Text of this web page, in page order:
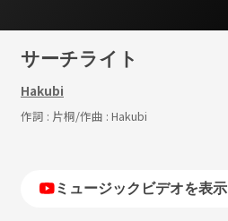
サーチライト
Hakubi
作詞 : 片桐/作曲 : Hakubi
ミュージックビデオを表示